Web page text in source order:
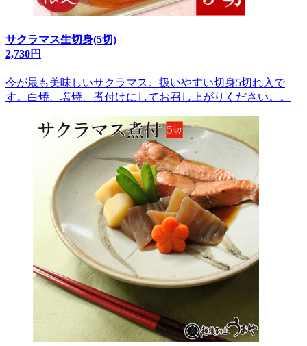
サクラマス生切身(5切)
2,730円
今が最も美味しいサクラマス。扱いやすい切身5切れ入で
す。白焼、塩焼、煮付けにしてお召し上がりください。。